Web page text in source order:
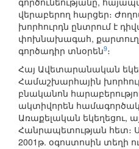
վերաբերող հարցեր։
խորհուրդն ընտրում է
փոխնախագահ,
գործադիր տնօրեն9։
Հայ Ավետարանական
Համաշխարհային
բնականոն
ակտիվորեն
Առաքելական եկեղեցու,
Հանրապետության հետ։
2001թ. օգոստոսին տեղի